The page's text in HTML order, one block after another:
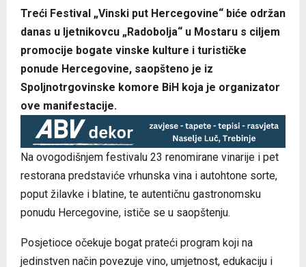
Treći Festival „Vinski put Hercegovine“ biće održan
danas u ljetnikovcu „Radobolja“ u Mostaru s ciljem
promocije bogate vinske kulture i turističke
ponude Hercegovine, saopšteno je iz
Spoljnotrgovinske komore BiH koja je organizator
ove manifestacije.
Na ovogodišnjem festivalu 23 renomirane vinarije i pet
restorana predstaviće vrhunska vina i autohtone sorte,
poput žilavke i blatine, te autentičnu gastronomsku
ponudu Hercegovine, ističe se u saopštenju.
Posjetioce očekuje bogat prateći program koji na
jedinstven način povezuje vino, umjetnost, edukaciju i